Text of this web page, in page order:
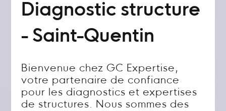
Diagnostic structure
- Saint-Quentin
Bienvenue chez GC Expertise,
votre partenaire de confiance
pour les diagnostics et expertises
de structures. Nous sommes des